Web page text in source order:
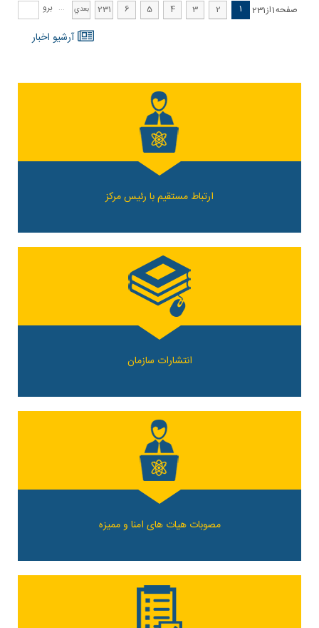
صفحه1از231
1
2
3
4
5
6
... 231 بعدي برو
آرشيو اخبار
ارتباط مستقیم با رئیس مرکز
انتشارات سازمان
مصوبات هیات های امنا و ممیزه